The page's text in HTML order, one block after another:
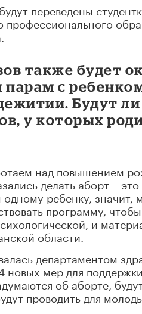
переведены
профессионального
также будет
с
Будут
у которых
над повышением
делать аборт –
ребенку,
программу,
и
области.
департаментом
новых мер для
об аборте,
проводить для